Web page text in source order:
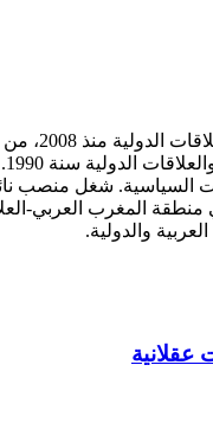
شغل منصب
والدولية.